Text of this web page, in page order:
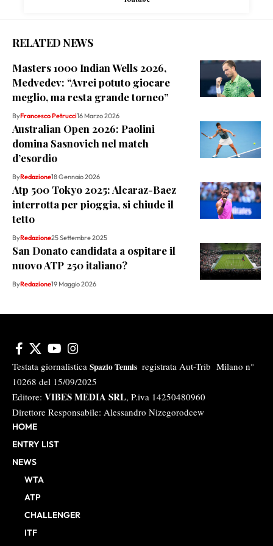
RELATED NEWS
Masters 1000 Indian Wells 2026,
Medvedev: “Avrei potuto giocare
meglio, ma resta grande torneo”
ByFrancesco Petrucci16 Marzo 2026
Australian Open 2026: Paolini
domina Sasnovich nel match
d’esordio
ByRedazione18 Gennaio 2026
Atp 500 Tokyo 2025: Alcaraz-Baez
interrotta per pioggia, si chiude il
tetto
ByRedazione25 Settembre 2025
San Donato candidata a ospitare il
nuovo ATP 250 italiano?
ByRedazione19 Maggio 2026
Testata giornalistica Spazio Tennis registrata Aut-Trib Milano n°
10268 del 15/09/2025
Editore: VIBES MEDIA SRL, P.iva 14250480960
Direttore Responsabile: Alessandro Nizegorodcew
HOME
ENTRY LIST
NEWS
WTA
ATP
CHALLENGER
ITF